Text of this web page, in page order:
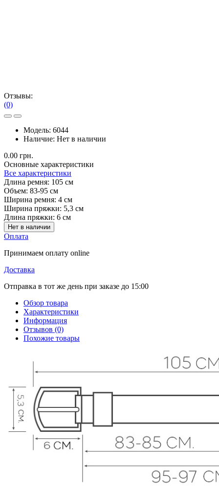
Отзывы:
(0)
Модель: 6044
Наличие: Нет в наличии
0.00 грн.
Основные характеристики
Все характеристики
Длина ремня: 105 см
Объем: 83-95 см
Ширина ремня: 4 см
Ширина пряжки: 5,3 см
Длина пряжки: 6 см
Нет в наличии
Оплата
Принимаем оплату online
Доставка
Отправка в тот же день при заказе до 15:00
Обзор товара
Характеристики
Информация
Отзывов (0)
Похожие товары